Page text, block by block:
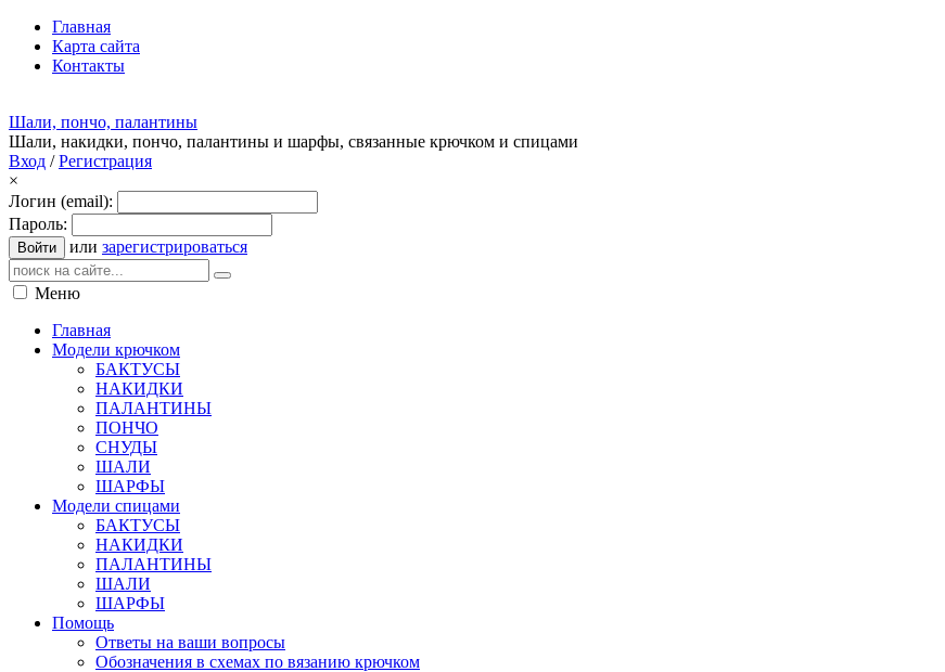
Главная
Карта сайта
Контакты
Шали, пончо, палантины
Шали, накидки, пончо, палантины и шарфы, связанные крючком и спицами
Вход /Регистрация
×
Логин (email):
Пароль:
Войти или зарегистрироваться
Меню
Главная
Модели крючком
БАКТУСЫ
НАКИДКИ
ПАЛАНТИНЫ
ПОНЧО
СНУДЫ
ШАЛИ
ШАРФЫ
Модели спицами
БАКТУСЫ
НАКИДКИ
ПАЛАНТИНЫ
ШАЛИ
ШАРФЫ
Помощь
Ответы на ваши вопросы
Обозначения в схемах по вязанию крючком